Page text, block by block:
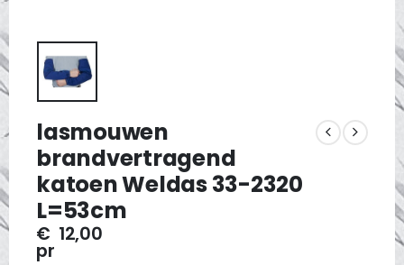
lasmouwen
brandvertragend
katoen Weldas 33-2320
L=53cm
€ 12,00
pr